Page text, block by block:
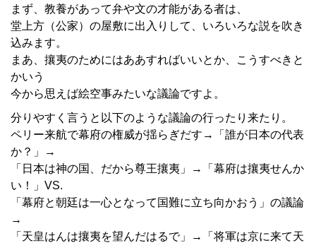
まず、教養があって弁や文の才能がある者は、
堂上方（公家）の屋敷に出入りして、いろいろな説を吹き
込みます。
まあ、攘夷のためにはああすればいいとか、こうすべきと
かいう
今から思えば絵空事みたいな議論ですよ。
分りやすく言うと以下のような議論の行ったり来たり。
ペリー来航で幕府の権威が揺らぎだす→「誰が日本の代表
か？」→
「日本は神の国、だから尊王攘夷」→「幕府は攘夷せんか
い！」VS.
「幕府と朝廷は一心となって国難に立ち向かおう」の議論
→
「天皇はんは攘夷を望んだはるで」→「将軍は京に来て天